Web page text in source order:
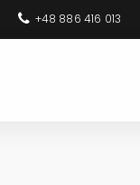
+48 886 416 013